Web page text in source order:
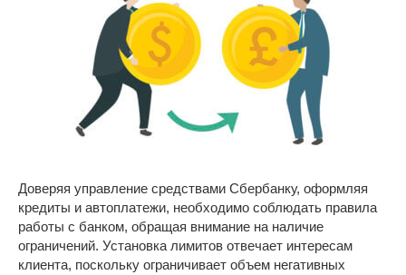
Доверяя управление средствами Сбербанку, оформляя
кредиты и автоплатежи, необходимо соблюдать правила
работы с банком, обращая внимание на наличие
ограничений. Установка лимитов отвечает интересам
клиента, поскольку ограничивает объем негативных